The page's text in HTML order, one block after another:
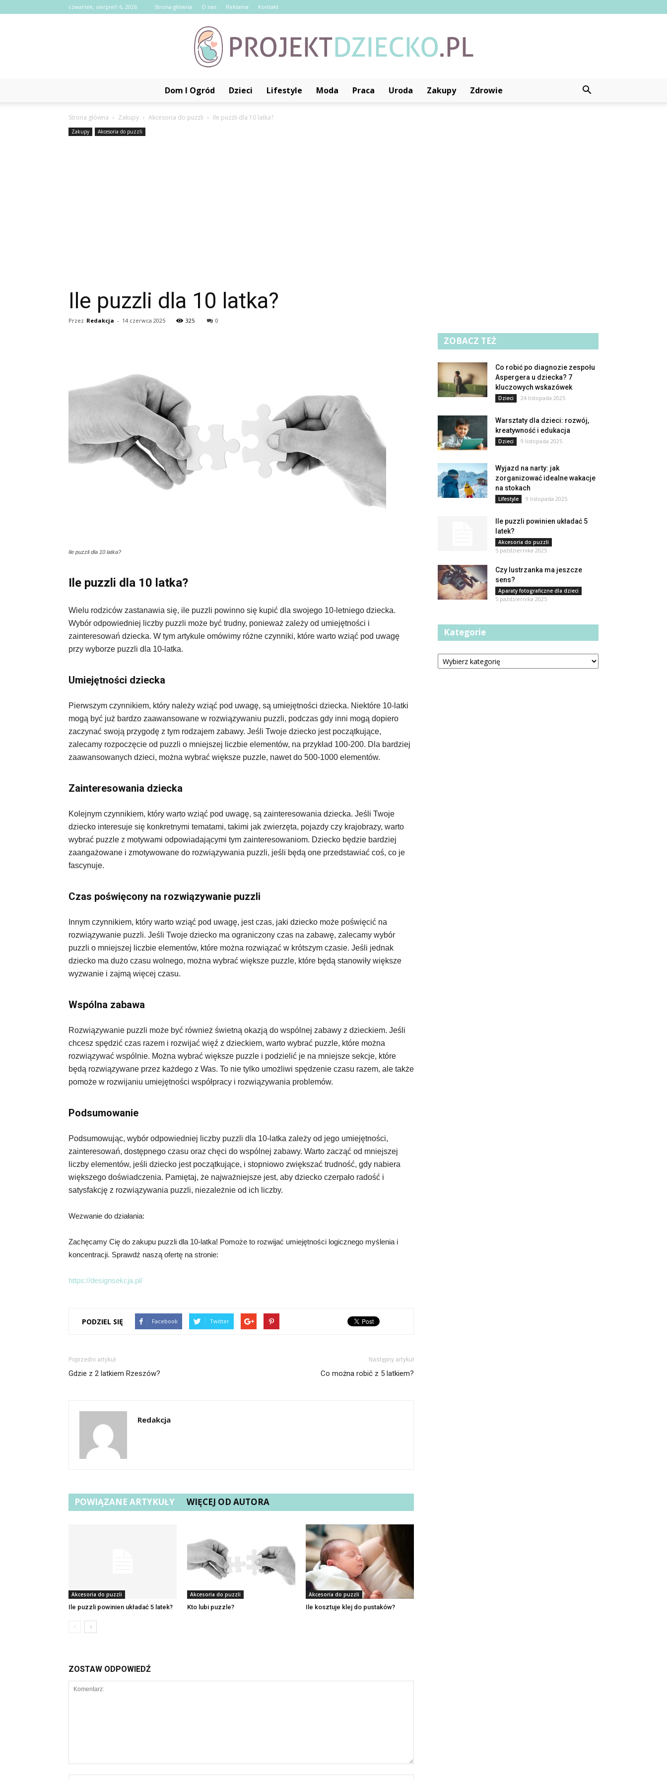
czwartek, sierpień 6, 2026 Strona główna O nas Reklama Kontakt
Dom I Ogród Dzieci Lifestyle Moda Praca Uroda Zakupy Zdrowie
Strona główna Zakupy Akcesoria do puzzli Ile puzzli dla 10 latka?
Zakupy Akcesoria do puzzli
Ile puzzli dla 10 latka?
Przez Redakcja - 14 czerwca 2025 325 0
Ile puzzli dla 10 latka?
Ile puzzli dla 10 latka?
Wielu rodziców zastanawia się, ile puzzli powinno się kupić dla swojego 10-letniego dziecka.
Wybór odpowiedniej liczby puzzli może być trudny, ponieważ zależy od umiejętności i
zainteresowań dziecka. W tym artykule omówimy różne czynniki, które warto wziąć pod uwagę
przy wyborze puzzli dla 10-latka.
Umiejętności dziecka
Pierwszym czynnikiem, który należy wziąć pod uwagę, są umiejętności dziecka. Niektóre 10-latki
mogą być już bardzo zaawansowane w rozwiązywaniu puzzli, podczas gdy inni mogą dopiero
zaczynać swoją przygodę z tym rodzajem zabawy. Jeśli Twoje dziecko jest początkujące,
zalecamy rozpoczęcie od puzzli o mniejszej liczbie elementów, na przykład 100-200. Dla bardziej
zaawansowanych dzieci, można wybrać większe puzzle, nawet do 500-1000 elementów.
Zainteresowania dziecka
Kolejnym czynnikiem, który warto wziąć pod uwagę, są zainteresowania dziecka. Jeśli Twoje
dziecko interesuje się konkretnymi tematami, takimi jak zwierzęta, pojazdy czy krajobrazy, warto
wybrać puzzle z motywami odpowiadającymi tym zainteresowaniom. Dziecko będzie bardziej
zaangażowane i zmotywowane do rozwiązywania puzzli, jeśli będą one przedstawiać coś, co je
fascynuje.
Czas poświęcony na rozwiązywanie puzzli
Innym czynnikiem, który warto wziąć pod uwagę, jest czas, jaki dziecko może poświęcić na
rozwiązywanie puzzli. Jeśli Twoje dziecko ma ograniczony czas na zabawę, zalecamy wybór
puzzli o mniejszej liczbie elementów, które można rozwiązać w krótszym czasie. Jeśli jednak
dziecko ma dużo czasu wolnego, można wybrać większe puzzle, które będą stanowiły większe
wyzwanie i zajmą więcej czasu.
Wspólna zabawa
Rozwiązywanie puzzli może być również świetną okazją do wspólnej zabawy z dzieckiem. Jeśli
chcesz spędzić czas razem i rozwijać więź z dzieckiem, warto wybrać puzzle, które można
rozwiązywać wspólnie. Można wybrać większe puzzle i podzielić je na mniejsze sekcje, które
będą rozwiązywane przez każdego z Was. To nie tylko umożliwi spędzenie czasu razem, ale także
pomoże w rozwijaniu umiejętności współpracy i rozwiązywania problemów.
Podsumowanie
Podsumowując, wybór odpowiedniej liczby puzzli dla 10-latka zależy od jego umiejętności,
zainteresowań, dostępnego czasu oraz chęci do wspólnej zabawy. Warto zacząć od mniejszej
liczby elementów, jeśli dziecko jest początkujące, i stopniowo zwiększać trudność, gdy nabiera
większego doświadczenia. Pamiętaj, że najważniejsze jest, aby dziecko czerpało radość i
satysfakcję z rozwiązywania puzzli, niezależnie od ich liczby.
Wezwanie do działania:
Zachęcamy Cię do zakupu puzzli dla 10-latka! Pomoże to rozwijać umiejętności logicznego myślenia i
koncentracji. Sprawdź naszą ofertę na stronie:
https://designsekcja.pl/
PODZIEL SIĘ Facebook Twitter
Poprzedni artykuł
Gdzie z 2 latkiem Rzeszów?
Następny artykuł
Co można robić z 5 latkiem?
Redakcja
POWIĄZANE ARTYKUŁY WIĘCEJ OD AUTORA
Akcesoria do puzzli
Ile puzzli powinien układać 5 latek?
Akcesoria do puzzli
Kto lubi puzzle?
Akcesoria do puzzli
Ile kosztuje klej do pustaków?
ZOSTAW ODPOWIEDŹ
ZOBACZ TEŻ
Co robić po diagnozie zespołu
Aspergera u dziecka? 7
kluczowych wskazówek
Dzieci 24 listopada 2025
Warsztaty dla dzieci: rozwój,
kreatywność i edukacja
Dzieci 9 listopada 2025
Wyjazd na narty: jak
zorganizować idealne wakacje
na stokach
Lifestyle 9 listopada 2025
Ile puzzli powinien układać 5
latek?
Akcesoria do puzzli
5 października 2025
Czy lustrzanka ma jeszcze
sens?
Aparaty fotograficzne dla dzieci
5 października 2025
Kategorie
Kategorie